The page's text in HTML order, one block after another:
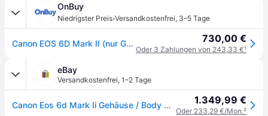
OnBuy
Niedrigster Preis·Versandkostenfrei, 3–5 Tage
Canon EOS 6D Mark II (nur Gehäuse) 730,00 €
Oder 3 Zahlungen von 243,33 €¹
eBay
Versandkostenfrei, 1–2 Tage
Canon Eos 6d Mark Ii Gehäuse / Body Neuware Eos 6 D Mk Ii 1.349,99 €
Oder 233,29 €/Mon.²